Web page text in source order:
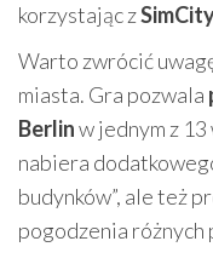
korzystając z
Warto zwrócić
miasta. Gra pozwala
Berlinw jednym z
nabiera
budynków”, ale też
pogodzenia różnych